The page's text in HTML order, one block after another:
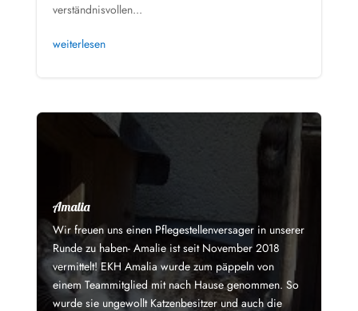
verständnisvollen...
weiterlesen
Amalia
Wir freuen uns einen Pflegestellenversager in unserer
Runde zu haben- Amalie ist seit November 2018
vermittelt! EKH Amalia wurde zum päppeln von
einem Teammitglied mit nach Hause genommen. So
wurde sie ungewollt Katzenbesitzer und auch die